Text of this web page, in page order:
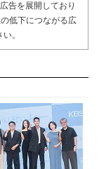
告を展開しており
低下につながる広
。